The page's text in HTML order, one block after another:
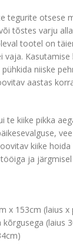
tegurite otsese
tõstes varju
tootel on
vaja.
niiske
aastas
te kiike pikka
kiike hoida
ja
x 153cm (laius x
(laius